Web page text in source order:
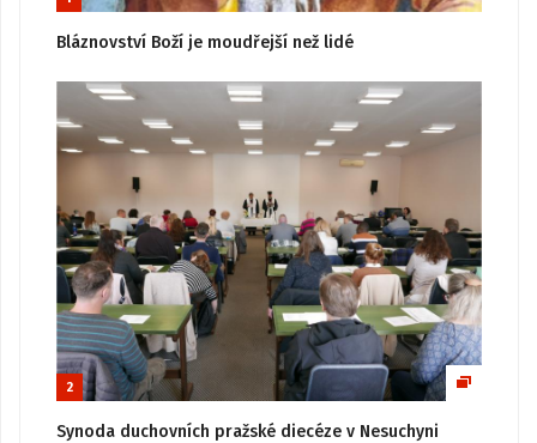
Bláznovství Boží je moudřejší než lidé
2
Synoda duchovních pražské diecéze v Nesuchyni